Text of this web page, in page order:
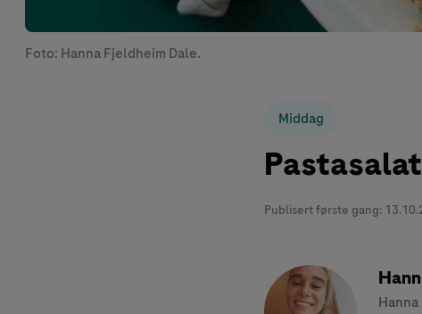
Foto: Hanna Fjeldheim Dale.
Middag
Publisert første gang: